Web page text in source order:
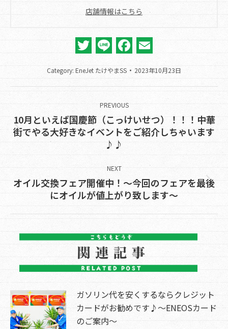
店舗情報はこちら
Twitter
LineFacebook
Category: EneJet たけやまSS 2023年10月23日
Post
PREVIOUS
Previous
post:
10月といえば国慶節（こっけいせつ）！！！中華
街でやる大好きなイベントをご紹介しちゃいます
♪♪
NEXT
Next
post:
オイル交換フェア開催中！～今回のフェアを最後
にオイルが値上がり致します～
ガソリン代を安くするならクレジット
カードがお勧めです♪～ENEOSカード
のご案内～